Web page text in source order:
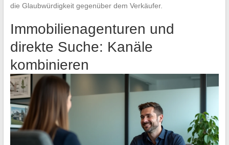
die Glaubwürdigkeit gegenüber dem Verkäufer.
Immobilienagenturen und
direkte Suche: Kanäle
kombinieren